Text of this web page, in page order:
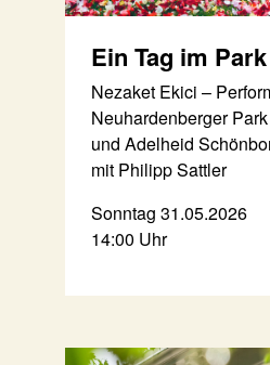
Ein Tag im Park
Nezaket Ekici –
Neuhardenberger Park
und Adelheid
mit Philipp Sattler
Sonntag 31.05.2026
14:00 Uhr